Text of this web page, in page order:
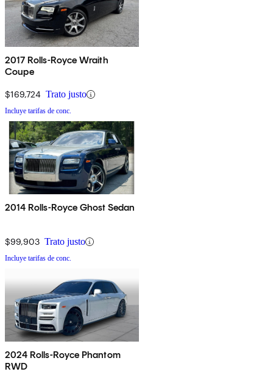
2017 Rolls-Royce Wraith
Coupe
$169,724 Trato justo
Incluye tarifas de conc.
2014 Rolls-Royce Ghost Sedan
$99,903 Trato justo
Incluye tarifas de conc.
2024 Rolls-Royce Phantom
RWD